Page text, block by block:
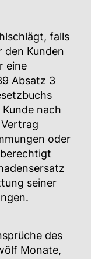
falls
den Kunden
eine
Absatz 3
nach
oder
seiner
des
Monate,